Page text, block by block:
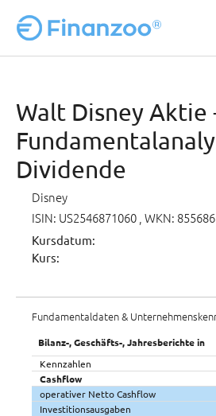
Walt Disney Aktie
Dividende
Disney
ISIN: US2546871060 , WKN: 855686
Kursdatum:
Kurs:
Fundamentaldaten &
Bilanz-, Geschäfts-, Jahresberichte in
Kennzahlen
Cashflow
operativer Netto Cashflow
Investitionsausgaben